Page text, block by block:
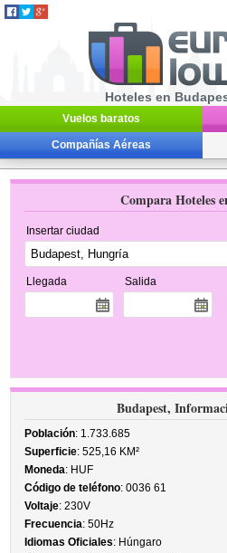
Hoteles en
Vuelos baratos
Compañías Aéreas
Compara Hoteles
Insertar ciudad
Llegada Salida
Budapest,
Población: 1.733.685
Superficie: 525,16 KM²
Moneda: HUF
Código de teléfono: 0036 61
Voltaje: 230V
Frecuencia: 50Hz
Idiomas Oficiales: Húngaro